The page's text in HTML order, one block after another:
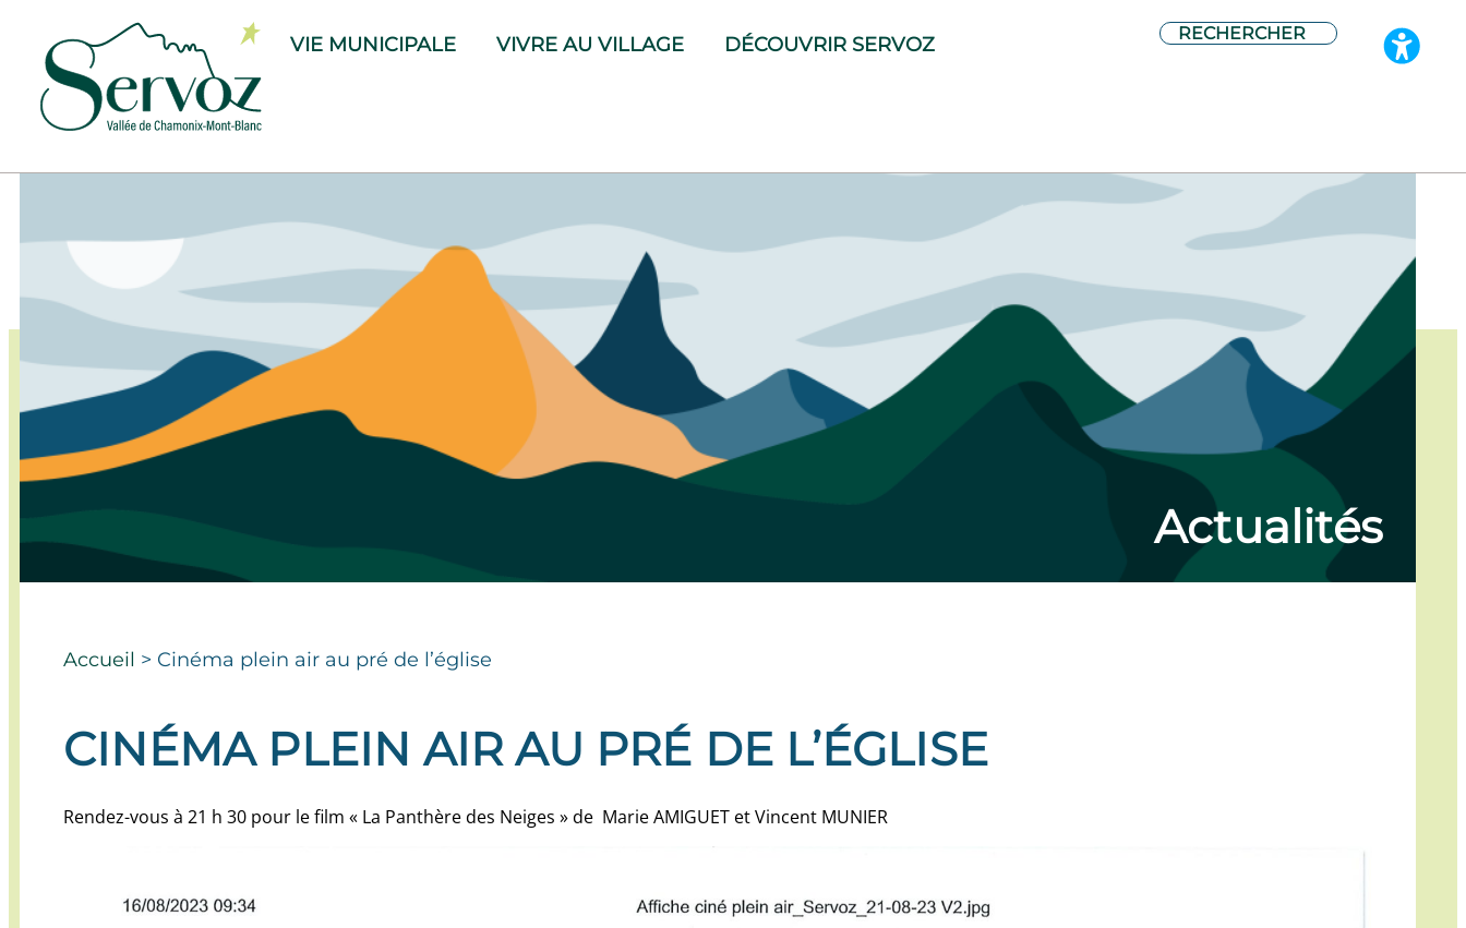
VIE MUNICIPALE VIVRE AU VILLAGE DÉCOUVRIR SERVOZ
Actualités
Accueil > Cinéma plein air au pré de l’église
CINÉMA PLEIN AIR AU PRÉ DE L’ÉGLISE
Rendez-vous à 21 h 30 pour le film « La Panthère des Neiges » de Marie AMIGUET et Vincent MUNIER